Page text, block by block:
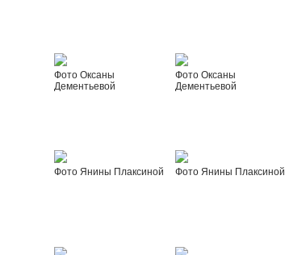
Фото Оксаны
Дементьевой
Фото Оксаны
Дементьевой
Фото Янины Плаксиной Фото Янины Плаксиной